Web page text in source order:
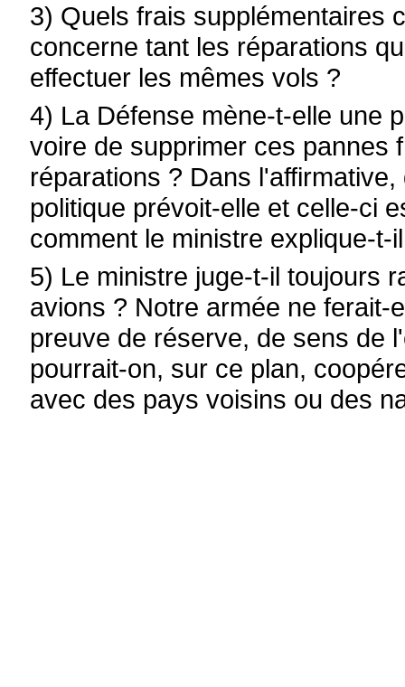
3) Quels frais supplémentaires
concerne tant les réparations
effectuer les mêmes vols ?
4) La Défense mène-t-elle une
voire de supprimer ces pannes
réparations ? Dans
politique prévoit-elle et celle-ci
comment le ministre explique-
5) Le ministre juge-t-il toujours
avions ? Notre armée ne
preuve de réserve, de sens de
pourrait-on, sur ce plan,
avec des pays voisins ou des